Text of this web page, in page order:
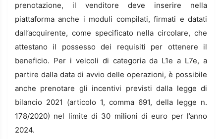
prenotazione, il venditore deve inserire nella
piattaforma anche i moduli compilati, firmati e datati
dall’acquirente, come specificato nella circolare, che
attestano il possesso dei requisiti per ottenere il
beneficio. Per i veicoli di categoria da L1e a L7e, a
partire dalla data di avvio delle operazioni, è possibile
anche prenotare gli incentivi previsti dalla legge di
bilancio 2021 (articolo 1, comma 691, della legge n.
178/2020) nel limite di 30 milioni di euro per l’anno
2024.